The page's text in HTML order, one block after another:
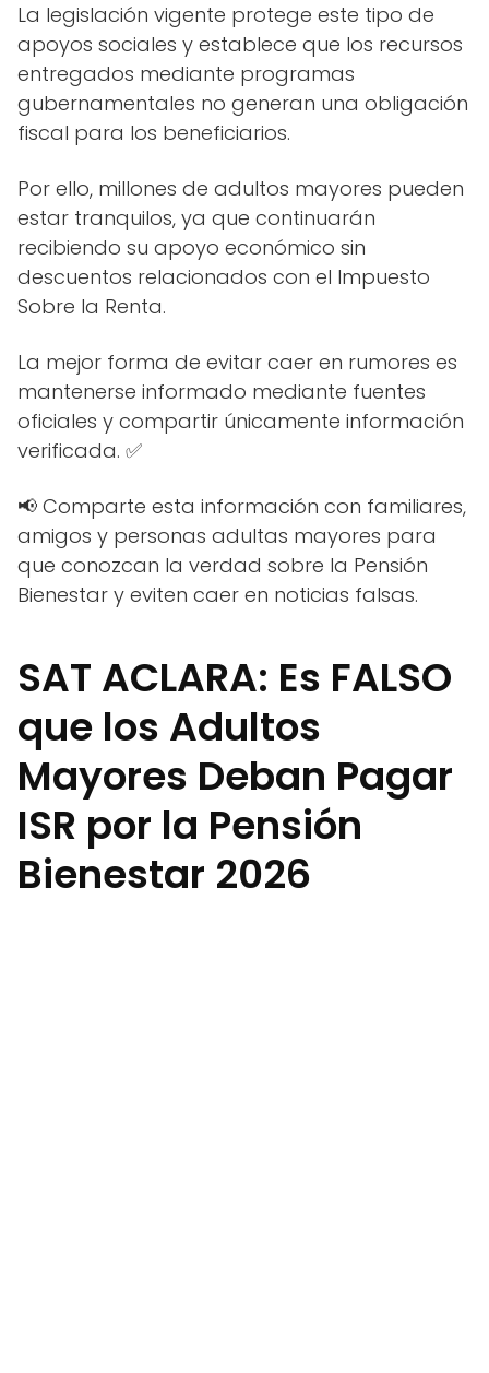
La legislación vigente protege este tipo de
apoyos sociales y establece que los recursos
entregados mediante programas
gubernamentales no generan una obligación
fiscal para los beneficiarios.
Por ello, millones de adultos mayores pueden
estar tranquilos, ya que continuarán
recibiendo su apoyo económico sin
descuentos relacionados con el Impuesto
Sobre la Renta.
La mejor forma de evitar caer en rumores es
mantenerse informado mediante fuentes
oficiales y compartir únicamente información
verificada. ✅
📢 Comparte esta información con familiares,
amigos y personas adultas mayores para
que conozcan la verdad sobre la Pensión
Bienestar y eviten caer en noticias falsas.
SAT ACLARA: Es FALSO
que los Adultos
Mayores Deban Pagar
ISR por la Pensión
Bienestar 2026